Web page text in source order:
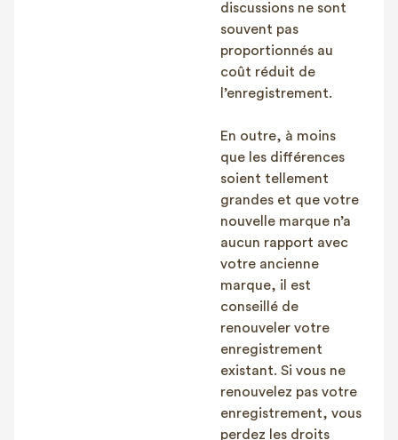
discussions ne sont
souvent pas
proportionnés au
coût réduit de
l’enregistrement.
En outre, à moins
que les différences
soient tellement
grandes et que votre
nouvelle marque n’a
aucun rapport avec
votre ancienne
marque, il est
conseillé de
renouveler votre
enregistrement
existant. Si vous ne
renouvelez pas votre
enregistrement, vous
perdez les droits